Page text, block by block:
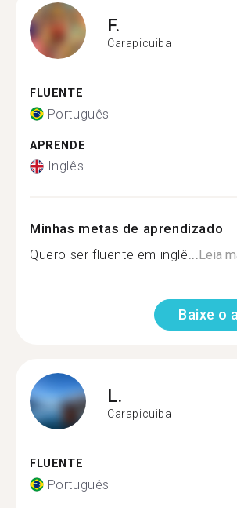
F.
Carapicuiba
FLUENTE
Português
APRENDE
Inglês
Minhas metas de aprendizado
Quero ser fluente em inglê...Leia
Baixe o
L.
Carapicuiba
FLUENTE
Português